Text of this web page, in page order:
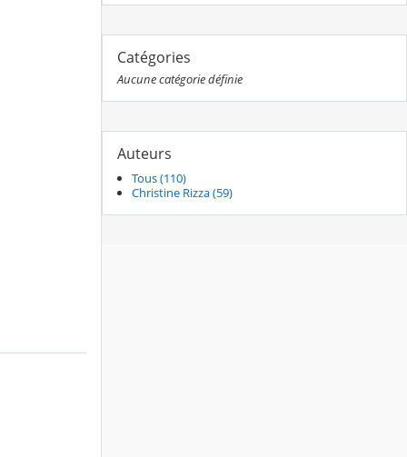
Catégories
Aucune catégorie définie
Auteurs
Tous (110)
Christine Rizza (59)